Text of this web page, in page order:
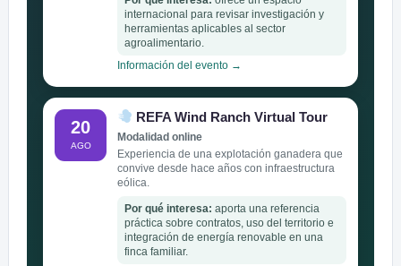
internacional para revisar investigación y
herramientas aplicables al sector
agroalimentario.
Información del evento →
20
AGO
REFA Wind Ranch Virtual Tour
Modalidad online
Experiencia de una explotación ganadera que
convive desde hace años con infraestructura
eólica.
Por qué interesa: aporta una referencia
práctica sobre contratos, uso del territorio e
integración de energía renovable en una
finca familiar.